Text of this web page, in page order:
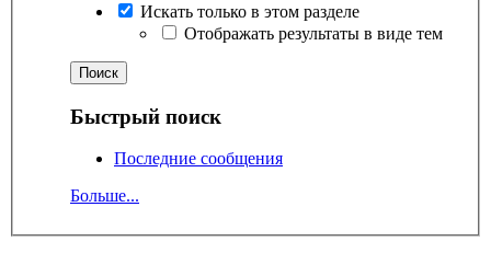
Искать только в этом разделе
Отображать результаты в виде тем
Быстрый поиск
Последние сообщения
Больше...